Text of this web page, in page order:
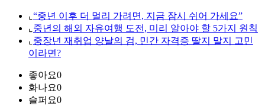
⌞ “중년 이후 더 멀리 가려면, 지금 잠시 쉬어 가세요”
⌞ 중년의 해외 자유여행 도전, 미리 알아야 할 5가지 원칙
⌞ 중장년 재취업 양날의 검, 민간 자격증 딸지 말지 고민
이라면?
좋아요0
화나요0
슬퍼요0